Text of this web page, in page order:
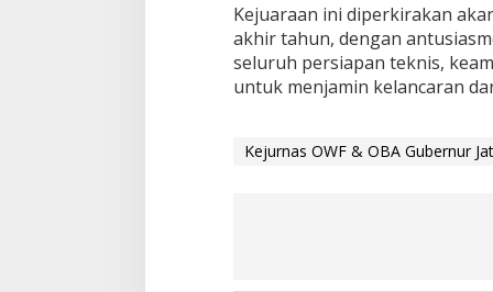
Kejuaraan ini diperkirakan
akhir tahun, dengan
seluruh persiapan teknis,
untuk menjamin kelancaran
Kejurnas OWF & OBA Gubernur